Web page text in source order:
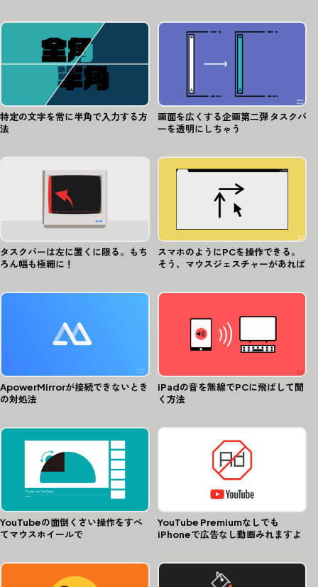
特定の文字を常に半角で入力する方
法
画面を広くする企画第二弾 タスクバ
ーを透明にしちゃう
タスクバーは左に置くに限る。もち
ろん幅も極細に！
スマホのようにPCを操作できる。
そう、マウスジェスチャーがあれば
ApowerMirrorが接続できないとき
の対処法
iPadの音を無線でPCに飛ばして聞
く方法
YouTubeの面倒くさい操作をすべ
てマウスホイールで
YouTube Premiumなしでも
iPhoneで広告なし動画みれますよ